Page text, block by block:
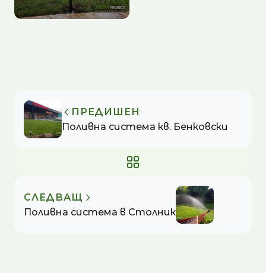
ПРЕДИШЕН
Поливна система кв. Бенковски
СЛЕДВАЩ
Поливна система в Столник